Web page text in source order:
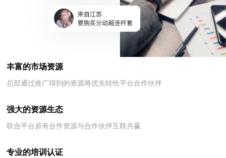
丰富的市场资源
总部通过推广得到的资源将优先转给平台合作伙伴
强大的资源生态
联合平台原有合作资源与合作伙伴互联共赢
专业的培训认证